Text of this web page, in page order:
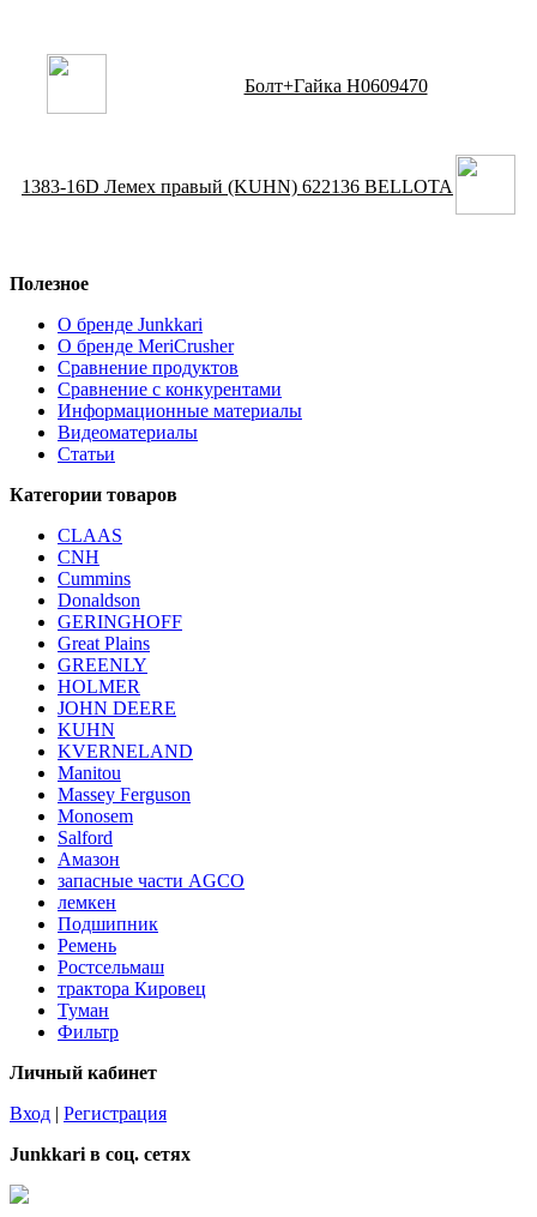
Болт+Гайка H0609470
1383-16D Лемех правый (KUHN) 622136 BELLOTA
Полезное
О бренде Junkkari
О бренде MeriCrusher
Сравнение продуктов
Сравнение с конкурентами
Информационные материалы
Видеоматериалы
Статьи
Категории товаров
CLAAS
CNH
Cummins
Donaldson
GERINGHOFF
Great Plains
GREENLY
HOLMER
JOHN DEERE
KUHN
KVERNELAND
Manitou
Massey Ferguson
Monosem
Salford
Амазон
запасные части AGCO
лемкен
Подшипник
Ремень
Ростсельмаш
трактора Кировец
Туман
Фильтр
Личный кабинет
Вход | Регистрация
Junkkari в соц. сетях